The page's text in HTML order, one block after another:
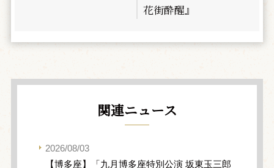
花街酔醒』
関連ニュース
2026/08/03
【博多座】「九月博多座特別公演 坂東玉三郎